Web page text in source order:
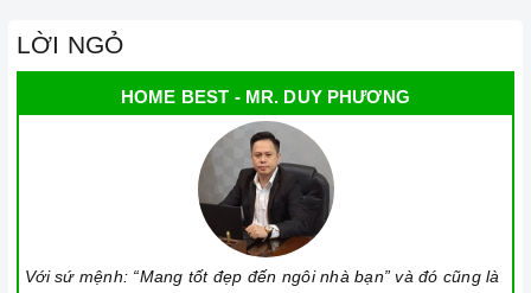
LỜI NGỎ
HOME BEST - MR. DUY PHƯƠNG
Với sứ mệnh: “Mang tốt đẹp đến ngôi nhà bạn” và đó cũng là